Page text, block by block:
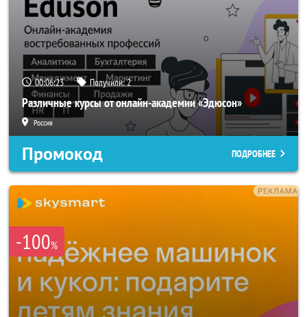
00:06:22 Получили:2
Различные курсы от онлайн-академии «Эдюсон»
Россия
Промокод ПОДРОБНЕЕ
-100%